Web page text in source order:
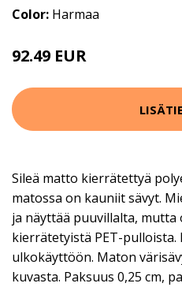
Color: Harmaa
92.49 EUR
Sileä matto kierrätettyä
matossa on kauniit sävyt.
ja näyttää puuvillalta, mutta
kierrätetyistä PET-pulloista.
ulkokäyttöön. Maton
kuvasta. Paksuus 0,25 cm,